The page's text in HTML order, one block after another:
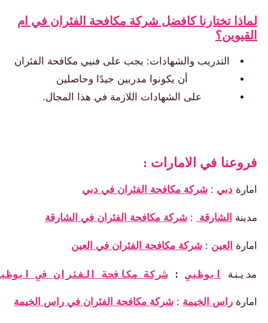
تختارنا كافضل شركة مكافحة الفئران في ام
التدريب والشهادات: يجب على فنيي مكافحة الفئران
أن يكونوا مدربين جيدًا وحاصلين
على الشهادات اللازمة في هذا المجال.
في الامارات :
دبي :شركة مكافحة الفئران في دبي
الشارقة : شركة مكافحة الفئران في الشارقة
العين :شركة مكافحة الفئران في العين
ابوظبي : شركة مكافحة الفئران في ابوظبي
راس الخيمة:شركة مكافحة الفئران في راس الخيمة